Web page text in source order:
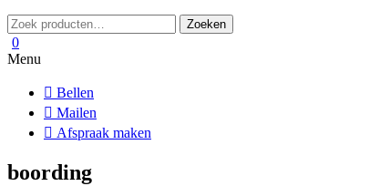
Zoeken
naar:
Zoeken
0
Menu
Bellen
Mailen
Afspraak maken
boording